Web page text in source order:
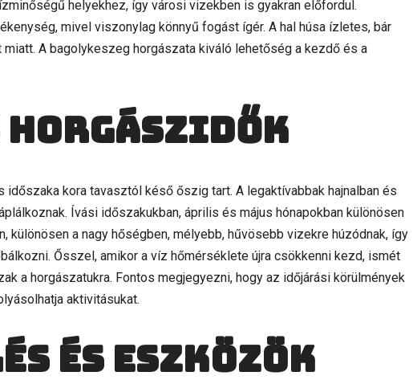
helyekhez, így városi vizekben is gyakran előfordul.
mivel viszonylag könnyű fogást ígér. A hal húsa ízletes, bár
A bagolykeszeg horgászata kiváló lehetőség a kezdő és a
horgászidők
kora tavasztól késő őszig tart. A legaktívabbak hajnalban és
Ívási időszakukban, április és május hónapokban különösen
különösen a nagy hőségben, mélyebb, hűvösebb vizekre húzódnak, így
Ősszel, amikor a víz hőmérséklete újra csökkenni kezd, ismét
a horgászatukra. Fontos megjegyezni, hogy az időjárási körülmények
aktivitásukat.
és eszközök